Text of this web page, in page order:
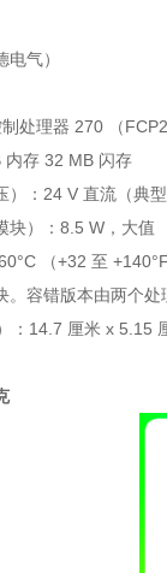
气）
处理器 270 （
内存 32 MB 闪存
：24 V 直流（典型
块）：8.5 W，大值
（+32 至 +140°F
。容错版本由两个处
：14.7 厘米 x 5.15